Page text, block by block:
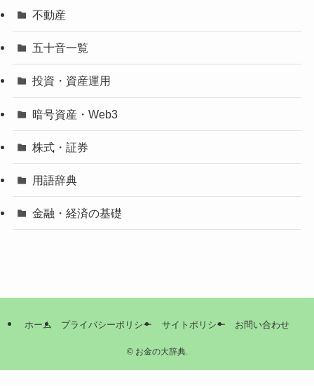
不動産
五十音一覧
投資・資産運用
暗号資産・Web3
株式・証券
用語辞典
金融・経済の基礎
ホーム プライバシーポリシー サイトポリシー お問い合わせ
©お金の大辞典.